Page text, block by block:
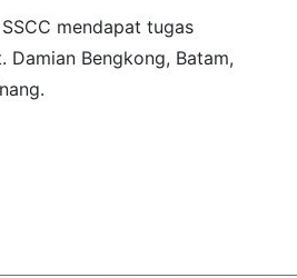
mendapat tugas
Damian Bengkong, Batam,